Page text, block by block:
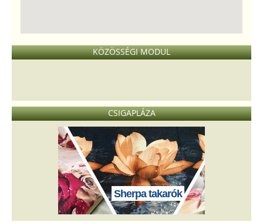
KÖZÖSSÉGI MODUL
CSIGAPLÁZA
Sherpa takarók